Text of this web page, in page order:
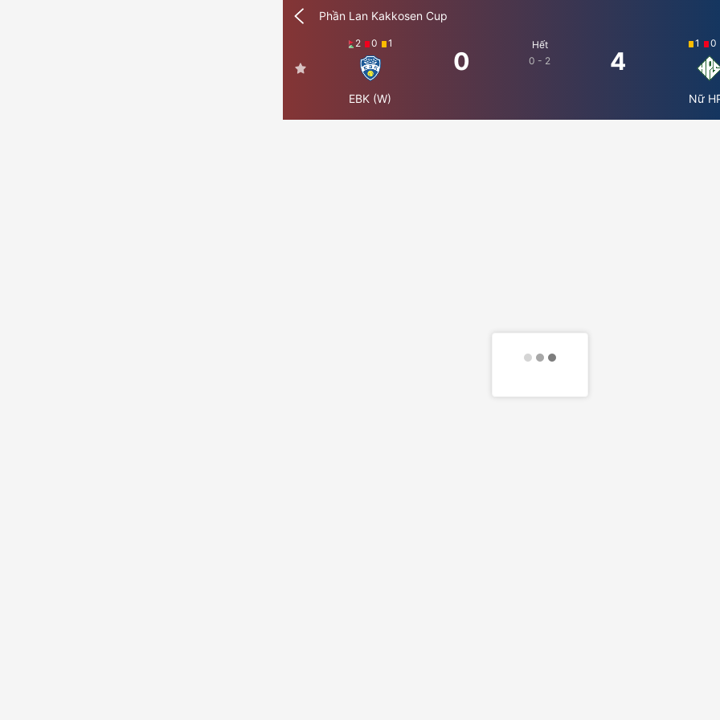
Phần Lan Kakkosen Cup
2 0 1
EBK (W)
0 4
Hết
0 - 2
1 0
Nữ